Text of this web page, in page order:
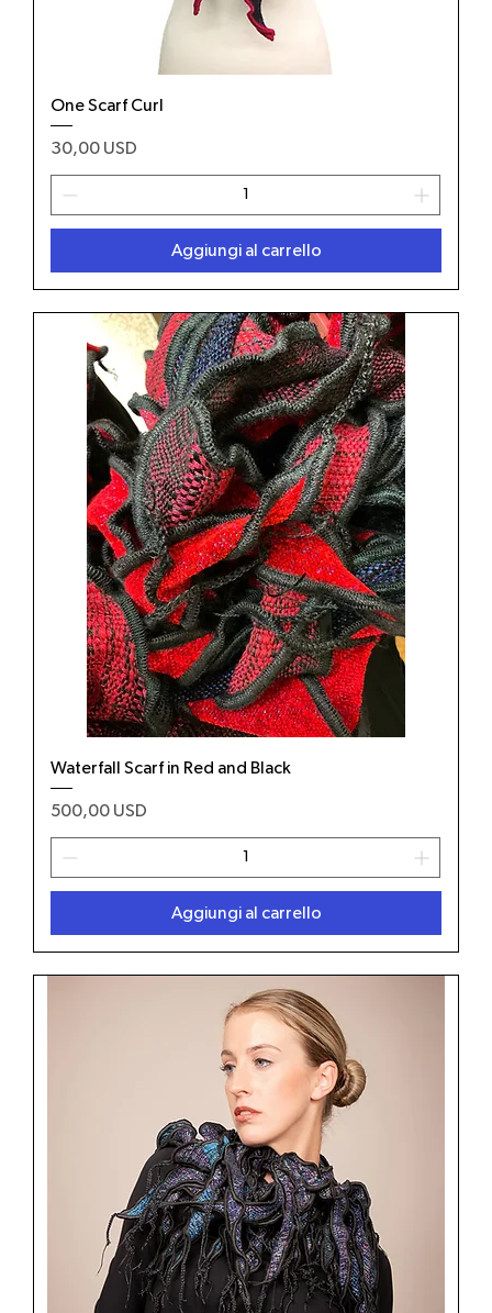
One Scarf Curl
Prezzo
30,00 USD
Aggiungi al carrello
Waterfall Scarf in Red and Black
Prezzo
500,00 USD
Aggiungi al carrello